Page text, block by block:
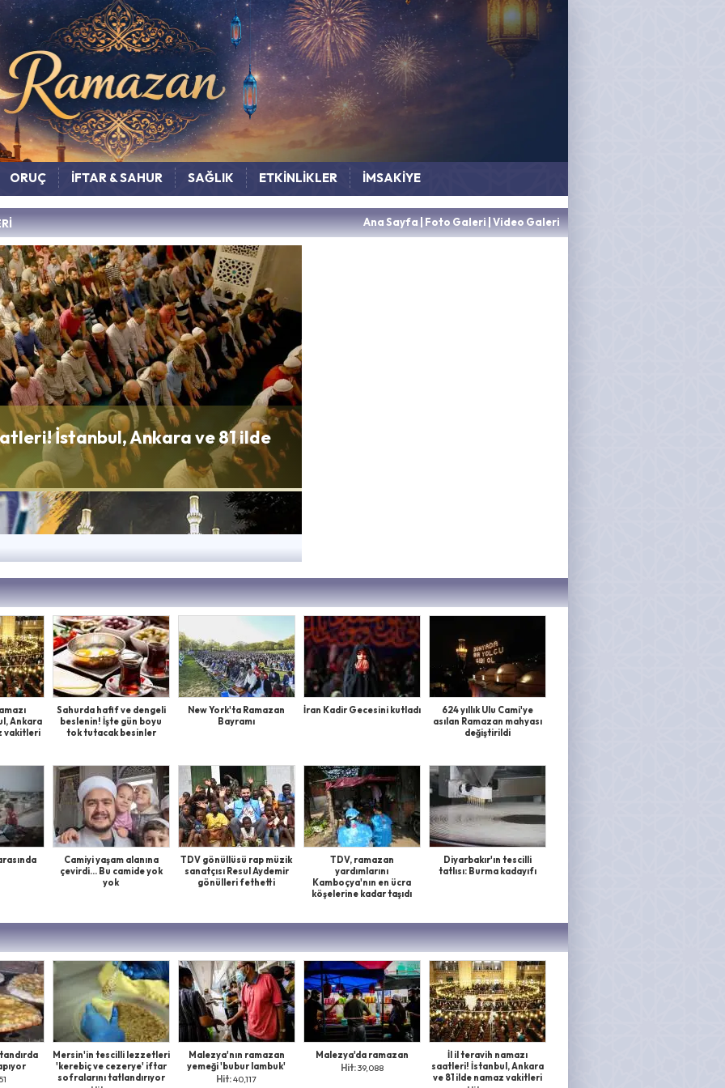
ORUÇ İFTAR & SAHUR SAĞLIK ETKİNLİKLER İMSAKİYE
Ana Sayfa|Foto Galeri|Video Galeri
İstanbul, Ankara ve 81 ilde
"Kadir Gecesi"
Bayramı
Ankara
vakitleri
Sahurda hafif ve dengeli
beslenin! İşte gün boyu
tok tutacak besinler
New York'ta Ramazan
Bayramı
İran Kadir Gecesini kutladı
624 yıllık Ulu Cami'ye
asılan Ramazan mahyası
değiştirildi
Camiyi yaşam alanına
çevirdi... Bu camide yok
yok
TDV gönüllüsü rap müzik
sanatçısı Resul Aydemir
gönülleri fethetti
TDV, ramazan
yardımlarını
Kamboçya'nın en ücra
köşelerine kadar taşıdı
Diyarbakır'ın tescilli
tatlısı: Burma kadayıfı
Mersin'in tescilli lezzetleri
'kerebiç ve cezerye' iftar
sofralarını tatlandırıyor
Malezya'nın ramazan
yemeği 'bubur lambuk'
Hit:40,117
Malezya'da ramazan
Hit:39,088
İl il teravih namazı
saatleri! İstanbul, Ankara
ve 81 ilde namaz vakitleri